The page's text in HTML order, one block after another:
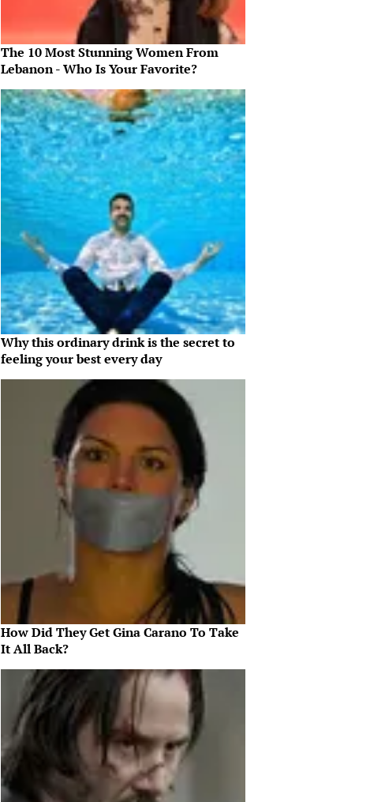
The 10 Most Stunning Women From
Lebanon - Who Is Your Favorite?
Why this ordinary drink is the secret to
feeling your best every day
How Did They Get Gina Carano To Take
It All Back?